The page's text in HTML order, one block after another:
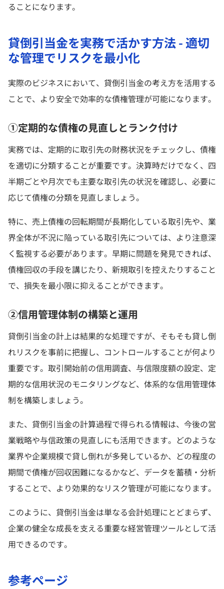
ることになります。
貸倒引当金を実務で活かす方法 - 適切
な管理でリスクを最小化
実際のビジネスにおいて、貸倒引当金の考え方を活用する
ことで、より安全で効率的な債権管理が可能になります。
①定期的な債権の見直しとランク付け
実務では、定期的に取引先の財務状況をチェックし、債権
を適切に分類することが重要です。決算時だけでなく、四
半期ごとや月次でも主要な取引先の状況を確認し、必要に
応じて債権の分類を見直しましょう。
特に、売上債権の回転期間が長期化している取引先や、業
界全体が不況に陥っている取引先については、より注意深
く監視する必要があります。早期に問題を発見できれば、
債権回収の手段を講じたり、新規取引を控えたりすること
で、損失を最小限に抑えることができます。
②信用管理体制の構築と運用
貸倒引当金の計上は結果的な処理ですが、そもそも貸し倒
れリスクを事前に把握し、コントロールすることが何より
重要です。取引開始前の信用調査、与信限度額の設定、定
期的な信用状況のモニタリングなど、体系的な信用管理体
制を構築しましょう。
また、貸倒引当金の計算過程で得られる情報は、今後の営
業戦略や与信政策の見直しにも活用できます。どのような
業界や企業規模で貸し倒れが多発しているか、どの程度の
期間で債権が回収困難になるかなど、データを蓄積・分析
することで、より効果的なリスク管理が可能になります。
このように、貸倒引当金は単なる会計処理にとどまらず、
企業の健全な成長を支える重要な経営管理ツールとして活
用できるのです。
参考ページ